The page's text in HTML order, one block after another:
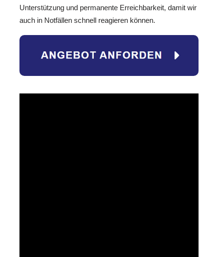
Unterstützung und permanente Erreichbarkeit, damit wir
auch in Notfällen schnell reagieren können.